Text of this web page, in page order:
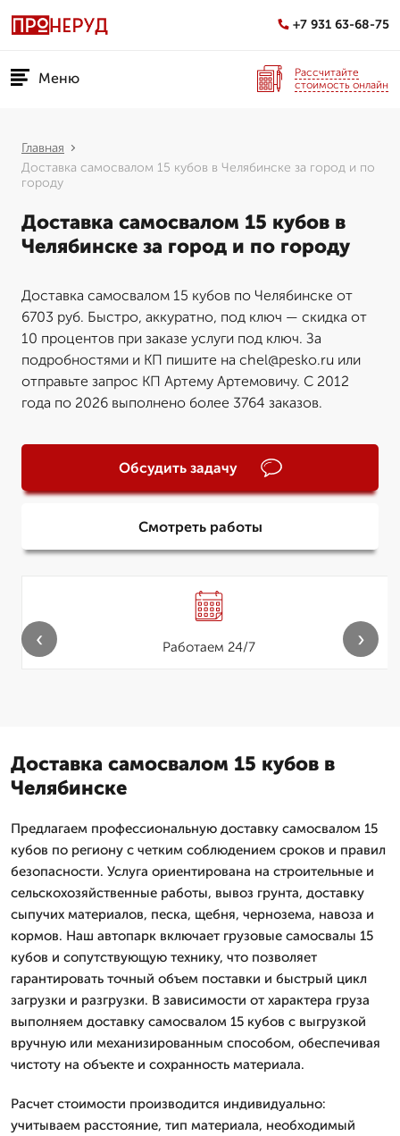
+7 931 63-68-75
Меню
Рассчитайте
стоимость онлайн
Главная
Доставка самосвалом 15 кубов в Челябинске за город и по
городу
Доставка самосвалом 15 кубов в
Челябинске за город и по городу
Доставка самосвалом 15 кубов по Челябинске от
6703 руб. Быстро, аккуратно, под ключ — скидка от
10 процентов при заказе услуги под ключ. За
подробностями и КП пишите на chel@pesko.ru или
отправьте запрос КП Артему Артемовичу. С 2012
года по 2026 выполнено более 3764 заказов.
Обсудить задачу
Смотреть работы
Работаем 24/7
‹ ›
Доставка самосвалом 15 кубов в
Челябинске
Предлагаем профессиональную доставку самосвалом 15
кубов по региону с четким соблюдением сроков и правил
безопасности. Услуга ориентирована на строительные и
сельскохозяйственные работы, вывоз грунта, доставку
сыпучих материалов, песка, щебня, чернозема, навоза и
кормов. Наш автопарк включает грузовые самосвалы 15
кубов и сопутствующую технику, что позволяет
гарантировать точный объем поставки и быстрый цикл
загрузки и разгрузки. В зависимости от характера груза
выполняем доставку самосвалом 15 кубов с выгрузкой
вручную или механизированным способом, обеспечивая
чистоту на объекте и сохранность материала.
Расчет стоимости производится индивидуально:
учитываем расстояние, тип материала, необходимый